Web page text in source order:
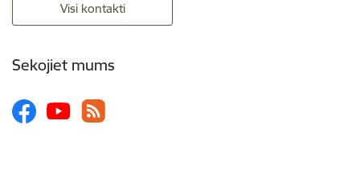
Visi kontakti
Sekojiet mums